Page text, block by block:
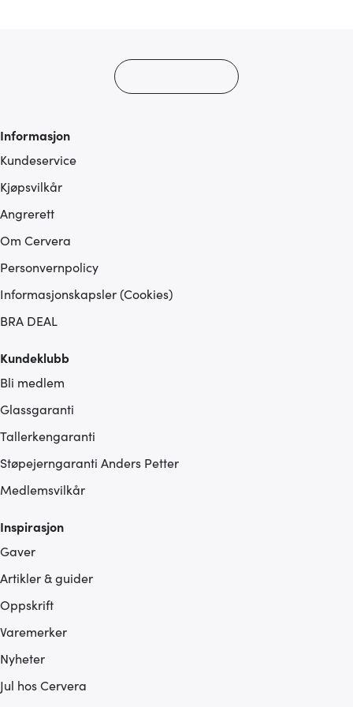
Informasjon
Kundeservice
Kjøpsvilkår
Angrerett
Om Cervera
Personvernpolicy
Informasjonskapsler (Cookies)
BRA DEAL
Kundeklubb
Bli medlem
Glassgaranti
Tallerkengaranti
Støpejerngaranti Anders Petter
Medlemsvilkår
Inspirasjon
Gaver
Artikler & guider
Oppskrift
Varemerker
Nyheter
Jul hos Cervera